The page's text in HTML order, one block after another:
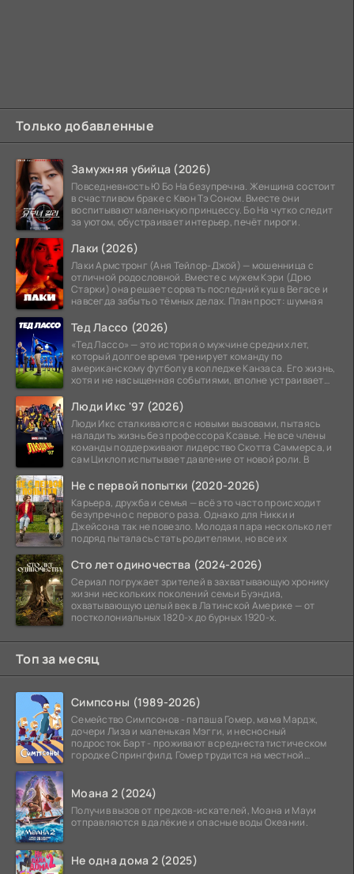
Только добавленные
Замужняя убийца (2026)
Повседневность Ю Бо На безупречна. Женщина состоит
в счастливом браке с Квон Тэ Соном. Вместе они
воспитывают маленькую принцессу. Бо На чутко следит
за уютом, обустраивает интерьер, печёт пироги.
Лаки (2026)
Лаки Армстронг (Аня Тейлор-Джой) — мошенница с
отличной родословной. Вместе с мужем Кэри (Дрю
Старки) она решает сорвать последний куш в Вегасе и
навсегда забыть о тёмных делах. План прост: шумная
Тед Лассо (2026)
«Тед Лассо» — это история о мужчине средних лет,
который долгое время тренирует команду по
американскому футболу в колледже Канзаса. Его жизнь,
хотя и не насыщенная событиями, вполне устраивает
Люди Икс '97 (2026)
Люди Икс сталкиваются с новыми вызовами, пытаясь
наладить жизнь без профессора Ксавье. Не все члены
команды поддерживают лидерство Скотта Саммерса, и
сам Циклоп испытывает давление от новой роли. В
Не с первой попытки (2020-2026)
Карьера, дружба и семья — всё это часто происходит
безупречно с первого раза. Однако для Никки и
Джейсона так не повезло. Молодая пара несколько лет
подряд пыталась стать родителями, но все их
Сто лет одиночества (2024-2026)
Сериал погружает зрителей в захватывающую хронику
жизни нескольких поколений семьи Буэндиа,
охватывающую целый век в Латинской Америке — от
постколониальных 1820-х до бурных 1920-х.
Топ за месяц
Симпсоны (1989-2026)
Семейство Симпсонов - папаша Гомер, мама Мардж,
дочери Лиза и маленькая Мэгги, и несносный
подросток Барт - проживают в среднестатистическом
городке Спрингфилд. Гомер трудится на местной
Моана 2 (2024)
Получив вызов от предков-искателей, Моана и Мауи
отправляются в далёкие и опасные воды Океании.
Не одна дома 2 (2025)